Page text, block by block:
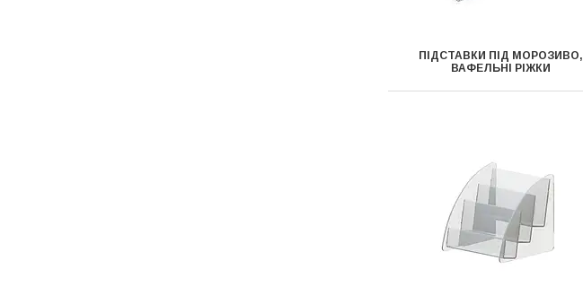
ПІДСТАВКИ ПІД МОРОЗИВО,
ВАФЕЛЬНІ РІЖКИ